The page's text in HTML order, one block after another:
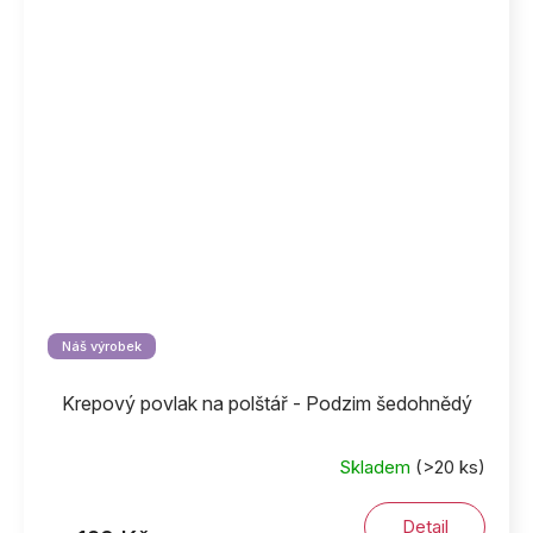
Náš výrobek
Krepový povlak na polštář - Podzim šedohnědý
Skladem (>20 ks)
Detail